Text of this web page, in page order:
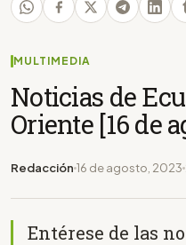
MULTIMEDIA
Noticias de
Oriente [16 de
Redacción 16 de agosto, 2023
Entérese de las